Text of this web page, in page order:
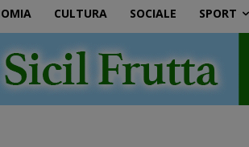
CULTURA SOCIALE SPORT